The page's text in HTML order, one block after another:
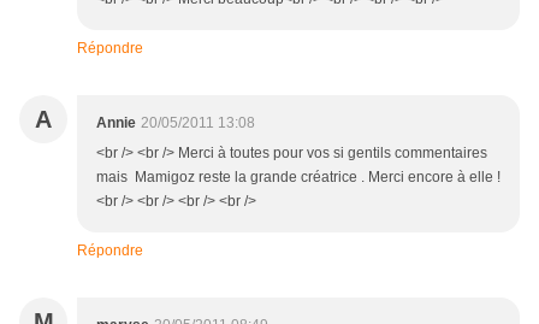
Répondre
A Annie 20/05/2011 13:08
<br /> <br /> Merci à toutes pour vos si gentils commentaires
mais Mamigoz reste la grande créatrice . Merci encore à elle !
<br /> <br /> <br /> <br />
Répondre